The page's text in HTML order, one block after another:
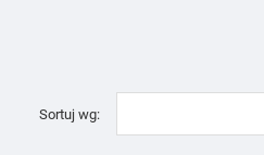
Sortuj wg: